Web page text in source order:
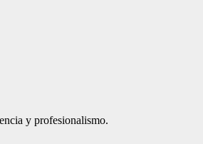
y profesionalismo.